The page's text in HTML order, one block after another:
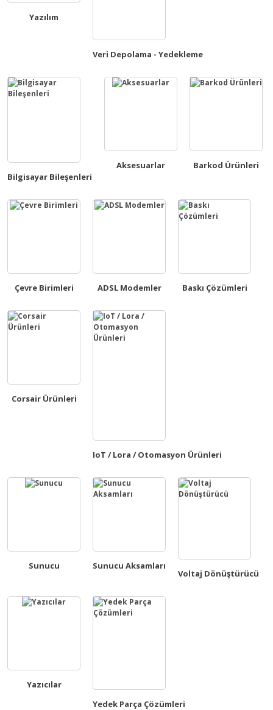
Yazılım
Veri Depolama - Yedekleme
Bilgisayar Bileşenleri
Aksesuarlar Barkod Ürünleri
Çevre Birimleri ADSL Modemler Baskı Çözümleri
Corsair Ürünleri
IoT / Lora / Otomasyon Ürünleri
Sunucu Sunucu Aksamları
Voltaj Dönüştürücü
Yazıcılar
Yedek Parça Çözümleri